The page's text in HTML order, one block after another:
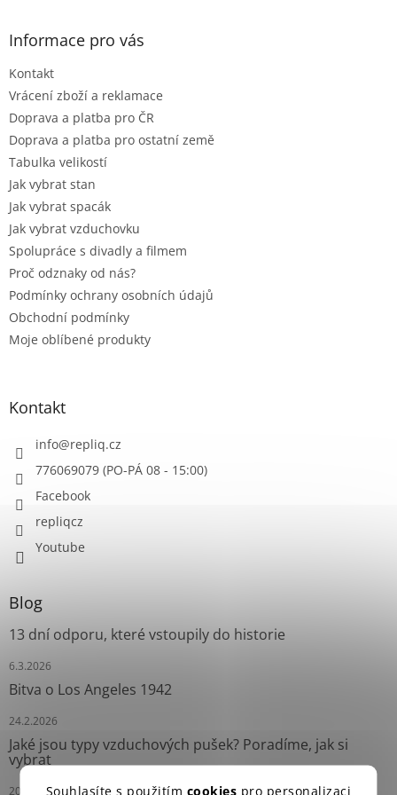
Souhlasíte s použitím cookies pro personalizaci
Informace pro vás
Kontakt
Vrácení zboží a reklamace
Doprava a platba pro ČR
Doprava a platba pro ostatní země
Tabulka velikostí
Jak vybrat stan
Jak vybrat spacák
Jak vybrat vzduchovku
Spolupráce s divadly a filmem
Proč odznaky od nás?
Podmínky ochrany osobních údajů
Obchodní podmínky
Moje oblíbené produkty
Kontakt
info@repliq.cz
776069079 (PO-PÁ 08 - 15:00)
Facebook
repliqcz
Youtube
Blog
13 dní odporu, které vstoupily do historie
6.3.2026
Bitva o Los Angeles 1942
24.2.2026
Jaké jsou typy vzduchových pušek? Poradíme, jak si
vybrat
20.7.2025